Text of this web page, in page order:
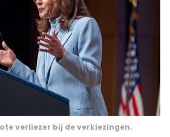
verliezer bij de verkiezingen.